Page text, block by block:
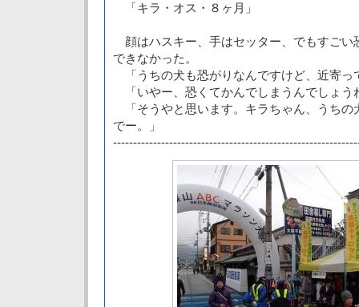
「キラ・オス・８ヶ月」
顔はハスキー、手はセッター、でもすごい
できなかった。
「うちの犬も恐がりなんですけど、近寄っ
「いやー、恐くてかんでしまうんでしょう
「そうやと思います。キラちゃん、うちの
でー。」